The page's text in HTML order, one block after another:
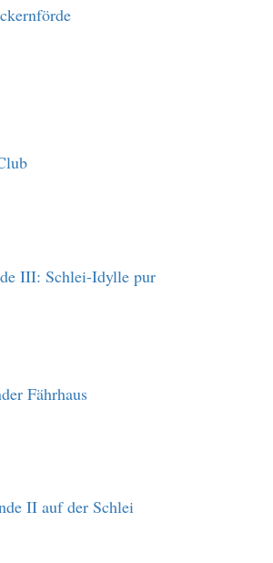
III: Schlei-Idylle pur
Fährhaus
II auf der Schlei